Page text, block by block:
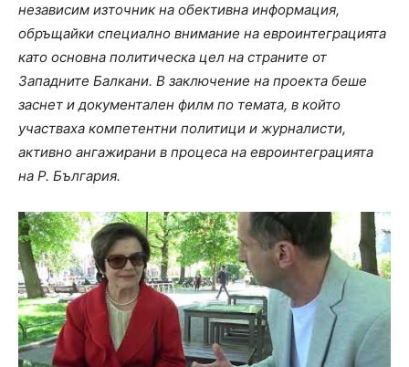
независим източник на обективна информация,
обръщайки специално внимание на евроинтеграцията
като основна политическа цел на страните от
Западните Балкани. В заключение на проекта беше
заснет и документален филм по темата, в който
участваха компетентни политици и журналисти,
активно ангажирани в процеса на евроинтеграцията
на Р. България.